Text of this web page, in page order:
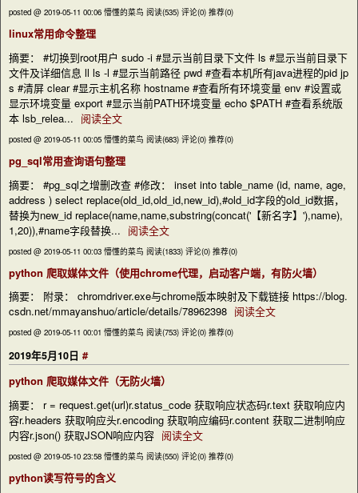
posted @ 2019-05-11 00:06 懵懂的菜鸟 阅读(535) 评论(0) 推荐(0)
linux常用命令整理
摘要： #切换到root用户 sudo -i #显示当前目录下文件 ls #显示当前目录下
文件及详细信息 ll ls -l #显示当前路径 pwd #查看本机所有java进程的pid jp
s #清屏 clear #显示主机名称 hostname #查看所有环境变量 env #设置或
显示环境变量 export #显示当前PATH环境变量 echo $PATH #查看系统版
本 lsb_relea... 阅读全文
posted @ 2019-05-11 00:05 懵懂的菜鸟 阅读(683) 评论(0) 推荐(0)
pg_sql常用查询语句整理
摘要： #pg_sql之增删改查 #修改： inset into table_name (id, name, age,
address ) select replace(old_id,old_id,new_id),#old_id字段的old_id数据，
替换为new_id replace(name,name,substring(concat('【新名字】'),name),
1,20)),#name字段替换... 阅读全文
posted @ 2019-05-11 00:03 懵懂的菜鸟 阅读(1833) 评论(0) 推荐(0)
python 爬取媒体文件（使用chrome代理，启动客户端，有防火墙）
摘要： 附录： chromdriver.exe与chrome版本映射及下载链接 https://blog.
csdn.net/mmayanshuo/article/details/78962398 阅读全文
posted @ 2019-05-11 00:01 懵懂的菜鸟 阅读(753) 评论(0) 推荐(0)
2019年5月10日 #
python 爬取媒体文件（无防火墙）
摘要： r = request.get(url)r.status_code 获取响应状态码r.text 获取响应内
容r.headers 获取响应头r.encoding 获取响应编码r.content 获取二进制响应
内容r.json() 获取JSON响应内容 阅读全文
posted @ 2019-05-10 23:58 懵懂的菜鸟 阅读(550) 评论(0) 推荐(0)
python读写符号的含义